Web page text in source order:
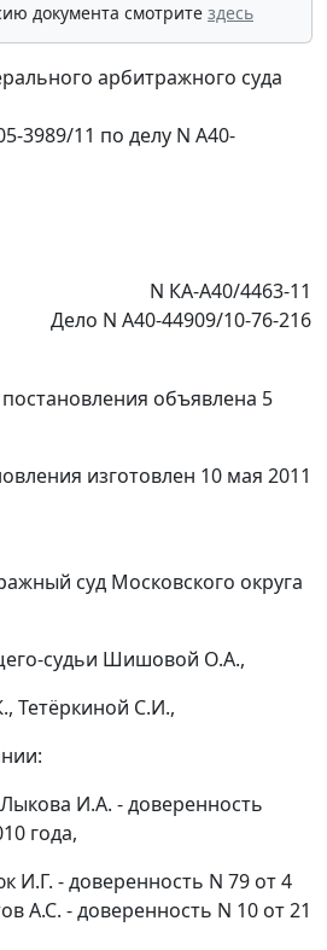
документа смотрите здесь
арбитражного суда
3989/11 по делу N А40-
N КА-А40/4463-11
Дело N А40-44909/10-76-216
объявлена 5
изготовлен 10 мая 2011
суд Московского округа
судьи Шишовой О.А.,
Тетёркиной С.И.,
И.А. - доверенность
года,
И.Г. - доверенность N 79 от 4
А.С. - доверенность N 10 от 21